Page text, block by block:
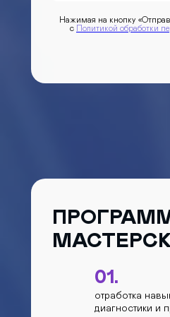
Нажимая на кнопку
с Политикой обработки
01.
отработка
диагностики и